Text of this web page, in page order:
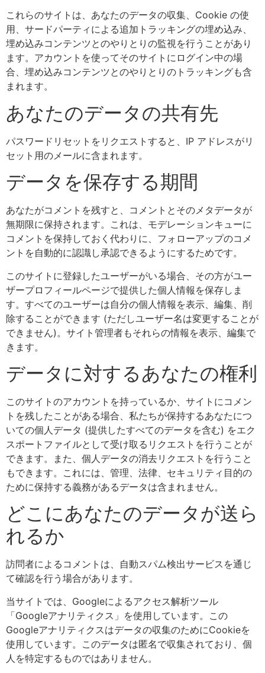
これらのサイトは、あなたのデータの収集、Cookie の使
用、サードパーティによる追加トラッキングの埋め込み、
埋め込みコンテンツとのやりとりの監視を行うことがあり
ます。アカウントを使ってそのサイトにログイン中の場
合、埋め込みコンテンツとのやりとりのトラッキングも含
まれます。
あなたのデータの共有先
パスワードリセットをリクエストすると、IP アドレスがリ
セット用のメールに含まれます。
データを保存する期間
あなたがコメントを残すと、コメントとそのメタデータが
無期限に保持されます。これは、モデレーションキューに
コメントを保持しておく代わりに、フォローアップのコメ
ントを自動的に認識し承認できるようにするためです。
このサイトに登録したユーザーがいる場合、その方がユー
ザープロフィールページで提供した個人情報を保存しま
す。すべてのユーザーは自分の個人情報を表示、編集、削
除することができます (ただしユーザー名は変更することが
できません)。サイト管理者もそれらの情報を表示、編集で
きます。
データに対するあなたの権利
このサイトのアカウントを持っているか、サイトにコメン
トを残したことがある場合、私たちが保持するあなたにつ
いての個人データ (提供したすべてのデータを含む) をエク
スポートファイルとして受け取るリクエストを行うことが
できます。また、個人データの消去リクエストを行うこと
もできます。これには、管理、法律、セキュリティ目的の
ために保持する義務があるデータは含まれません。
どこにあなたのデータが送ら
れるか
訪問者によるコメントは、自動スパム検出サービスを通じ
て確認を行う場合があります。
当サイトでは、Googleによるアクセス解析ツール
「Googleアナリティクス」を使用しています。この
Googleアナリティクスはデータの収集のためにCookieを
使用しています。このデータは匿名で収集されており、個
人を特定するものではありません。